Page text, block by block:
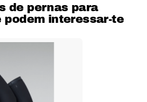
de pernas para
podem interessar-te